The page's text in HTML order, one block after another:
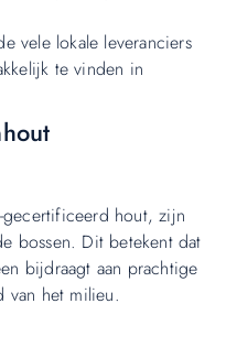
vele lokale leveranciers
te vinden in
gecertificeerd hout, zijn
bossen. Dit betekent dat
bijdraagt aan prachtige
van het milieu.